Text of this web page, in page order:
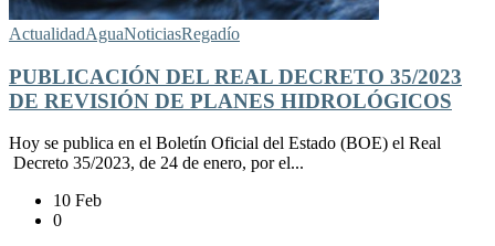
ActualidadAguaNoticiasRegadío
PUBLICACIÓN DEL REAL DECRETO 35/2023
DE REVISIÓN DE PLANES HIDROLÓGICOS
Hoy se publica en el Boletín Oficial del Estado (BOE) el Real
Decreto 35/2023, de 24 de enero, por el...
10 Feb
0